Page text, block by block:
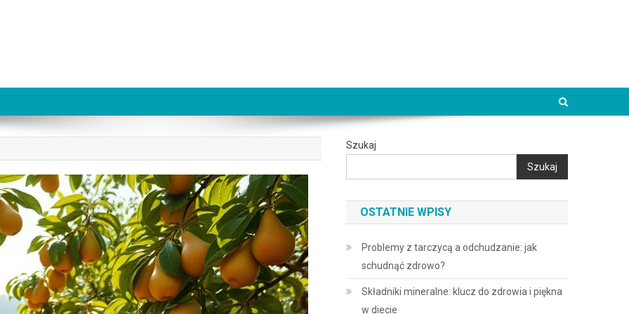
Szukaj
Szukaj
OSTATNIE WPISY
Problemy z tarczycą a odchudzanie: jak
schudnąć zdrowo?
Składniki mineralne: klucz do zdrowia i piękna
w diecie